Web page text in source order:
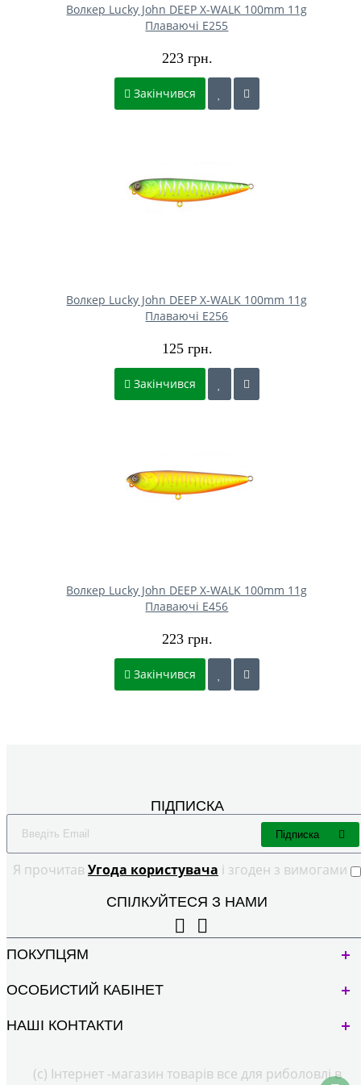
Волкер Lucky John DEEP X-WALK 100mm 11g
Плаваючі E255
223 грн.
Закінчився
Волкер Lucky John DEEP X-WALK 100mm 11g
Плаваючі E256
125 грн.
Закінчився
Волкер Lucky John DEEP X-WALK 100mm 11g
Плаваючі E456
223 грн.
Закінчився
ПІДПИСКА
Я прочитав Угода користувача і згоден з вимогами
Підписка
СПІЛКУЙТЕСЯ З НАМИ
ПОКУПЦЯМ
ОСОБИСТИЙ КАБІНЕТ
НАШІ КОНТАКТИ
(с) Інтернет -магазин товарів все для риболовлі в